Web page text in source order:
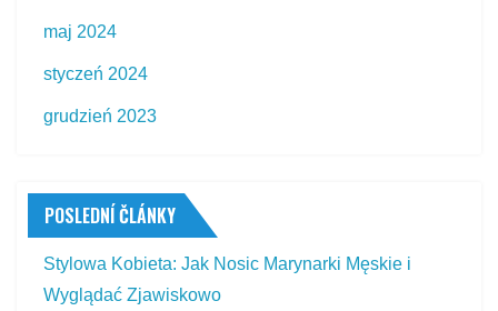
maj 2024
styczeń 2024
grudzień 2023
POSLEDNÍ ČLÁNKY
Stylowa Kobieta: Jak Nosic Marynarki Męskie i
Wyglądać Zjawiskowo